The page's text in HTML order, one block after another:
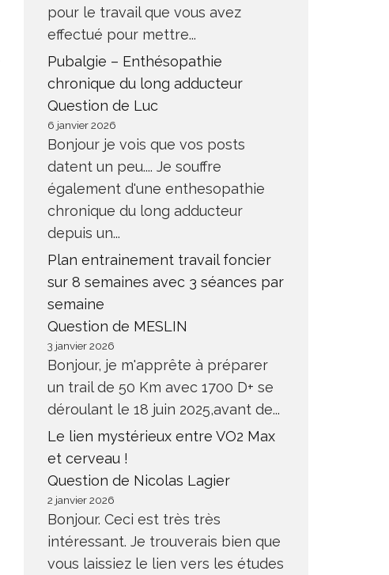
pour le travail que vous avez
effectué pour mettre...
Pubalgie – Enthésopathie
chronique du long adducteur
Question de Luc
6 janvier 2026
Bonjour je vois que vos posts
datent un peu.... Je souffre
également d'une enthesopathie
chronique du long adducteur
depuis un...
Plan entrainement travail foncier
sur 8 semaines avec 3 séances par
semaine
Question de MESLIN
3 janvier 2026
Bonjour, je m'apprête à préparer
un trail de 50 Km avec 1700 D+ se
déroulant le 18 juin 2025,avant de...
Le lien mystérieux entre VO2 Max
et cerveau !
Question de Nicolas Lagier
2 janvier 2026
Bonjour. Ceci est très très
intéressant. Je trouverais bien que
vous laissiez le lien vers les études